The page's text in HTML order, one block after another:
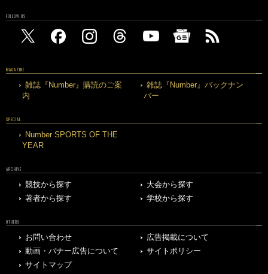
FOLLOW US
MAGAZINE
雑誌『Number』購読のご案
内
雑誌『Number』バックナン
バー
SPECIAL
Number SPORTS OF THE
YEAR
ARCHIVE
競技から探す
大会から探す
著者から探す
学校から探す
OTHERS
お問い合わせ
広告掲載について
動画・バナー広告について
サイトポリシー
サイトマップ